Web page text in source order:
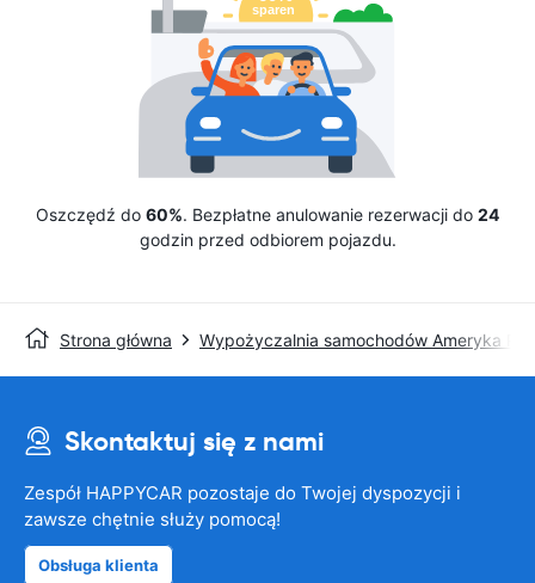
Oszczędź do 60%. Bezpłatne anulowanie rezerwacji do 24
godzin przed odbiorem pojazdu.
Strona główna Wypożyczalnia samochodów Ameryka
Skontaktuj się z nami
Zespół HAPPYCAR pozostaje do Twojej dyspozycji i
zawsze chętnie służy pomocą!
Obsługa klienta